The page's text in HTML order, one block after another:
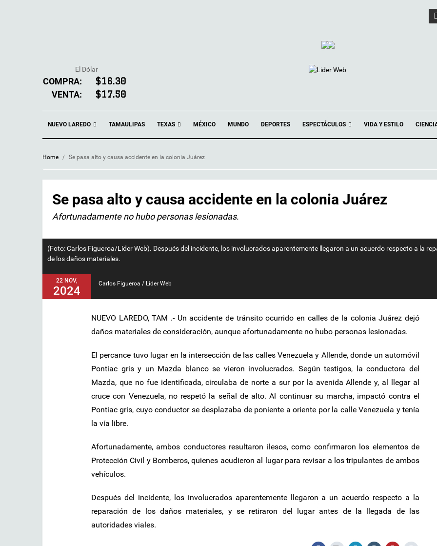
El Dólar
COMPRA: $16.30
VENTA: $17.50
NUEVO LAREDO TAMAULIPAS TEXAS MÉXICO MUNDO DEPORTES ESPECTÁCULOS VIDA Y ESTILO
Home / Se pasa alto y causa accidente en la colonia Juárez
Se pasa alto y causa accidente en la colonia Juárez
Afortunadamente no hubo personas lesionadas.
(Foto: Carlos Figueroa/Líder Web). Después del incidente, los involucrados aparentemente llegaron a un acuerdo respecto a la
de los daños materiales.
22 NOV,
2024
Carlos Figueroa / Líder Web
NUEVO LAREDO, TAM .- Un accidente de tránsito ocurrido en calles de la colonia Juárez dejó
daños materiales de consideración, aunque afortunadamente no hubo personas lesionadas.
El percance tuvo lugar en la intersección de las calles Venezuela y Allende, donde un automóvil
Pontiac gris y un Mazda blanco se vieron involucrados. Según testigos, la conductora del
Mazda, que no fue identificada, circulaba de norte a sur por la avenida Allende y, al llegar al
cruce con Venezuela, no respetó la señal de alto. Al continuar su marcha, impactó contra el
Pontiac gris, cuyo conductor se desplazaba de poniente a oriente por la calle Venezuela y tenía
la vía libre.
Afortunadamente, ambos conductores resultaron ilesos, como confirmaron los elementos de
Protección Civil y Bomberos, quienes acudieron al lugar para revisar a los tripulantes de ambos
vehículos.
Después del incidente, los involucrados aparentemente llegaron a un acuerdo respecto a la
reparación de los daños materiales, y se retiraron del lugar antes de la llegada de las
autoridades viales.